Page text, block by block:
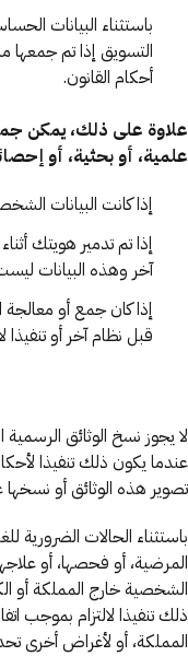
باستثناء البيانات
التسويق إذا تم جمعها
أحكام القانون.
علاوة على ذلك، يمكن
علمية، أو بحثية، أو
إذا كانت البيانات
إذا تم تدمير هويتك
آخر وهذه البيانات
إذا كان جمع أو
قبل نظام آخر أو تنفيذا
لا يجوز نسخ الوثائق
عندما يكون ذلك تنفيذا
تصوير هذه الوثائق أو
باستثناء الحالات الضرورية
المرضية، أو فحصها، أو
الشخصية خارج المملكة أو
ذلك تنفيذا لالتزام بموجب
المملكة، أو لأغراض أخرى